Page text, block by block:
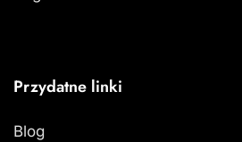
Przydatne linki
Blog